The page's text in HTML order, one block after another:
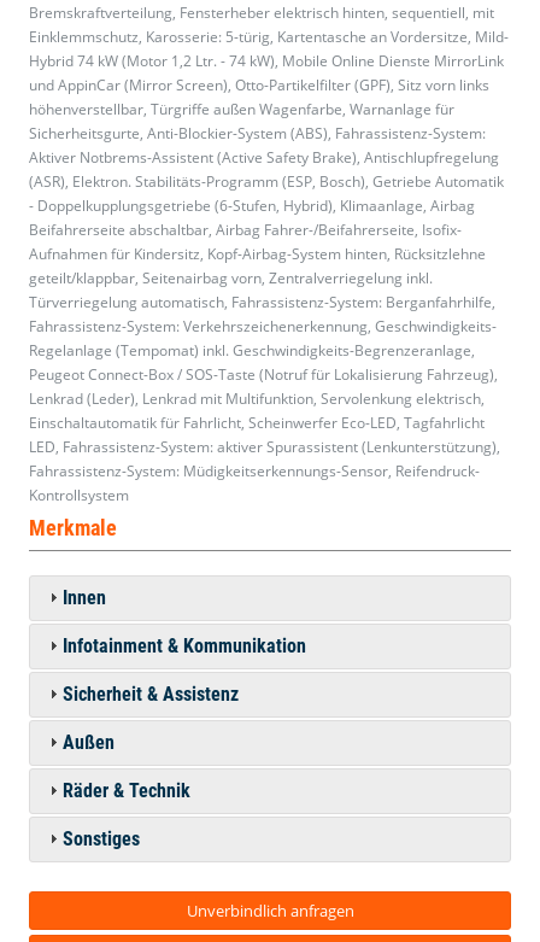
Bremskraftverteilung, Fensterheber elektrisch hinten, sequentiell, mit
Einklemmschutz, Karosserie: 5-türig, Kartentasche an Vordersitze, Mild-
Hybrid 74 kW (Motor 1,2 Ltr. - 74 kW), Mobile Online Dienste MirrorLink
und AppinCar (Mirror Screen), Otto-Partikelfilter (GPF), Sitz vorn links
höhenverstellbar, Türgriffe außen Wagenfarbe, Warnanlage für
Sicherheitsgurte, Anti-Blockier-System (ABS), Fahrassistenz-System:
Aktiver Notbrems-Assistent (Active Safety Brake), Antischlupfregelung
(ASR), Elektron. Stabilitäts-Programm (ESP, Bosch), Getriebe Automatik
- Doppelkupplungsgetriebe (6-Stufen, Hybrid), Klimaanlage, Airbag
Beifahrerseite abschaltbar, Airbag Fahrer-/Beifahrerseite, Isofix-
Aufnahmen für Kindersitz, Kopf-Airbag-System hinten, Rücksitzlehne
geteilt/klappbar, Seitenairbag vorn, Zentralverriegelung inkl.
Türverriegelung automatisch, Fahrassistenz-System: Berganfahrhilfe,
Fahrassistenz-System: Verkehrszeichenerkennung, Geschwindigkeits-
Regelanlage (Tempomat) inkl. Geschwindigkeits-Begrenzeranlage,
Peugeot Connect-Box / SOS-Taste (Notruf für Lokalisierung Fahrzeug),
Lenkrad (Leder), Lenkrad mit Multifunktion, Servolenkung elektrisch,
Einschaltautomatik für Fahrlicht, Scheinwerfer Eco-LED, Tagfahrlicht
LED, Fahrassistenz-System: aktiver Spurassistent (Lenkunterstützung),
Fahrassistenz-System: Müdigkeitserkennungs-Sensor, Reifendruck-
Kontrollsystem
Merkmale
Innen
Infotainment & Kommunikation
Sicherheit & Assistenz
Außen
Räder & Technik
Sonstiges
Unverbindlich anfragen